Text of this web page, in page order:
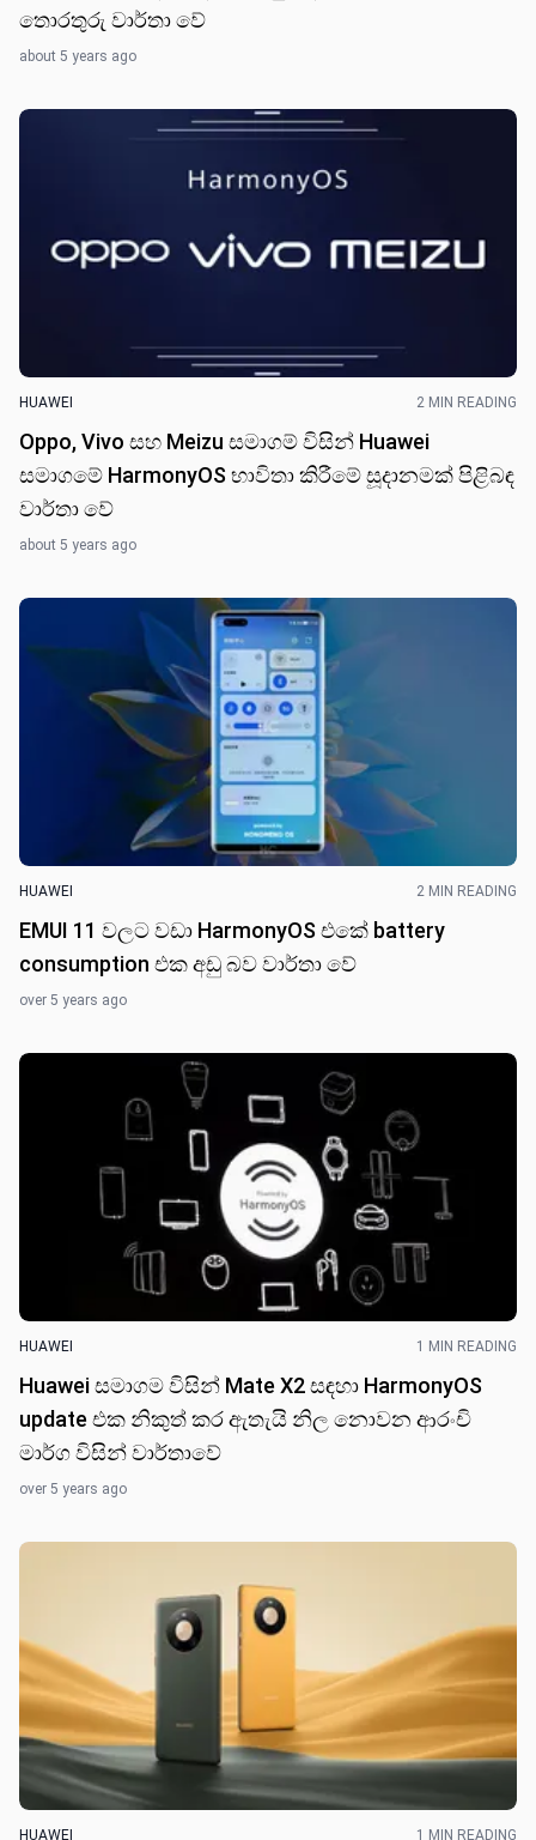
තොරතුරු වාර්තා වේ
about 5 years ago
HUAWEI 2 MIN READING
Oppo, Vivo සහ Meizu සමාගම් විසින් Huawei
සමාගමේ HarmonyOS භාවිතා කිරීමේ සූදානමක් පිළිබඳ
වාර්තා වේ
about 5 years ago
HUAWEI 2 MIN READING
EMUI 11 වලට වඩා HarmonyOS එකේ battery
consumption එක අඩු බව වාර්තා වේ
over 5 years ago
HUAWEI 1 MIN READING
Huawei සමාගම විසින් Mate X2 සඳහා HarmonyOS
update එක නිකුත් කර ඇතැයි නිල නොවන ආරංචි
මාර්ග විසින් වාර්තාවේ
over 5 years ago
HUAWEI 1 MIN READING